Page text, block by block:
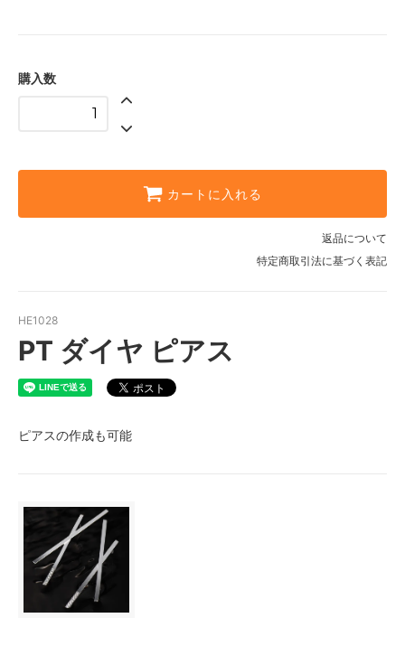
購入数
カートに入れる
返品について
特定商取引法に基づく表記
HE1028
PT ダイヤ ピアス
ピアスの作成も可能